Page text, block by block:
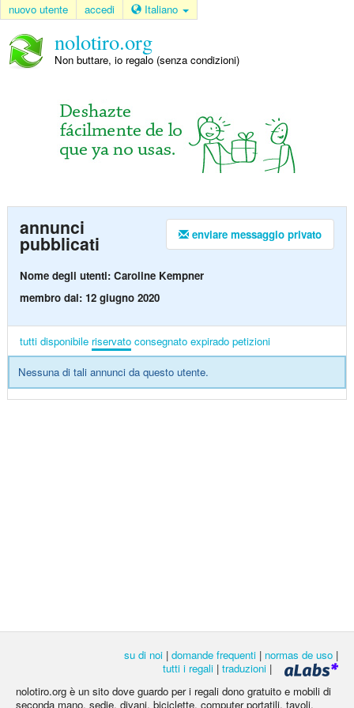
nuovo utente accedi Italiano
nolotiro.org
Non buttare, io regalo (senza condizioni)
enviare messaggio privato
annunci
pubblicati
Nome degli utenti: Caroline Kempner
membro dal: 12 giugno 2020
tutti disponibile riservato consegnato expirado petizioni
Nessuna di tali annunci da questo utente.
su di noi | domande frequenti | normas de uso |
tutti i regali | traduzioni |
nolotiro.org è un sito dove guardo per i regali dono gratuito e mobili di
seconda mano, sedie, divani, biciclette, computer portatili, tavoli,